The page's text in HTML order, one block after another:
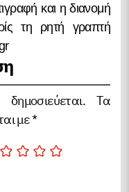
και η διανομή
τη ρητή γραπτή
Τα
με*